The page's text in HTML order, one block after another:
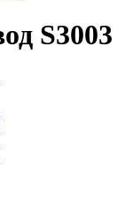
S3003